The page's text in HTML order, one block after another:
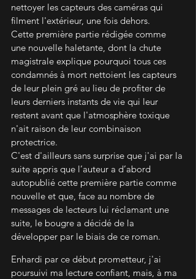
nettoyer les capteurs des caméras qui
filment l'extérieur, une fois dehors.
Cette première partie rédigée comme
une nouvelle haletante, dont la chute
magistrale explique pourquoi tous ces
condamnés à mort nettoient les capteurs
de leur plein gré au lieu de profiter de
leurs derniers instants de vie qui leur
restent avant que l'atmosphère toxique
n'ait raison de leur combinaison
protectrice.
C'est d'ailleurs sans surprise que j'ai par la
suite appris que l’auteur a d’abord
autopublié cette première partie comme
nouvelle et que, face au nombre de
messages de lecteurs lui réclamant une
suite, le bougre a décidé de la
développer par le biais de ce roman.
Enhardi par ce début prometteur, j'ai
poursuivi ma lecture confiant, mais, à ma